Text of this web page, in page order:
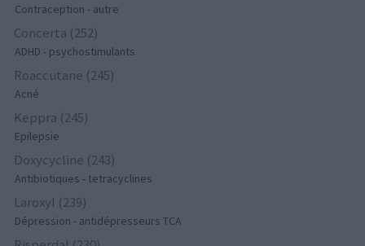
Contraception - autre
Concerta (252)
ADHD - psychostimulants
Roaccutane (245)
Acné
Keppra (245)
Epilepsie
Doxycycline (243)
Antibiotiques - tetracyclines
Laroxyl (239)
Dépression - antidépresseurs TCA